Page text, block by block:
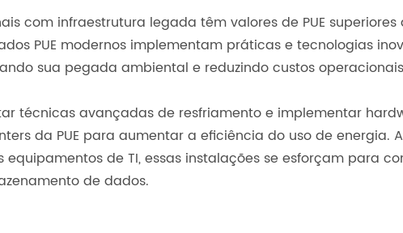
com infraestrutura legada têm valores de PUE
PUE modernos implementam práticas e tecnologias
sua pegada ambiental e reduzindo custos
técnicas avançadas de resfriamento e implementar
da PUE para aumentar a eficiência do uso de energia.
de TI, essas instalações se esforçam para
de dados.